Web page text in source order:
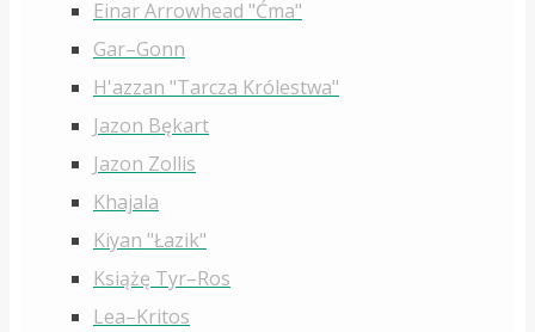
Einar Arrowhead "Ćma"
Gar–Gonn
H'azzan "Tarcza Królestwa"
Jazon Bękart
Jazon Zollis
Khajala
Kiyan "Łazik"
Książę Tyr–Ros
Lea–Kritos